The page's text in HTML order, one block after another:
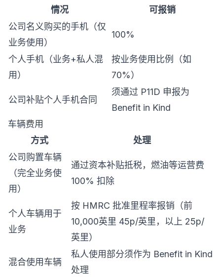
情况
可报销
公司名义购买的手机（仅
业务使用）
100%
个人手机（业务+私人混
用）
按业务使用比例（如
70%）
公司补贴个人手机合同
须通过 P11D 申报为
Benefit in Kind
车辆费用
方式
处理
公司购置车辆
（完全业务使
用）
通过资本补贴抵税，燃油等运营费
100% 扣除
个人车辆用于
业务
按 HMRC 批准里程率报销（前
10,000英里 45p/英里，以上 25p/
英里）
混合使用车辆
私人使用部分须作为 Benefit in Kind
处理